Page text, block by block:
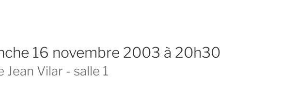
16 novembre 2003 à 20h30
Jean Vilar - salle 1